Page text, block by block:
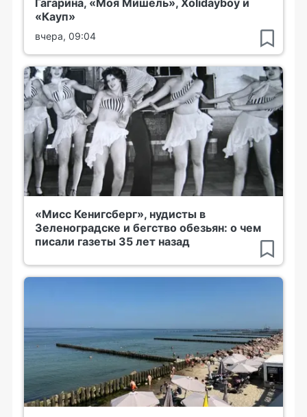
Гагарина, «Моя Мишель», Xolidayboy и
«Кауп»
вчера, 09:04
«Мисс Кенигсберг», нудисты в
Зеленоградске и бегство обезьян: о чем
писали газеты 35 лет назад